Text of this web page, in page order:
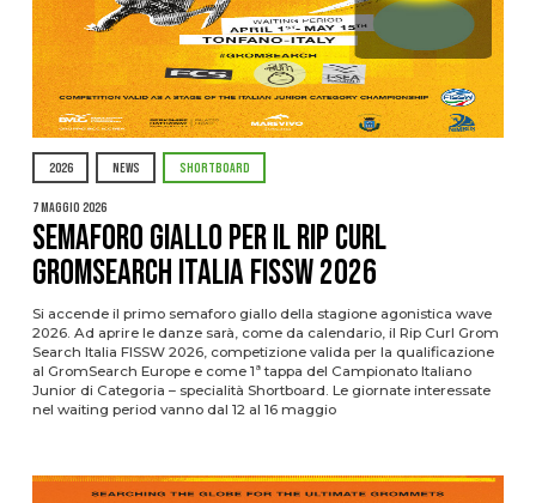
2026 NEWS SHORTBOARD
7 Maggio 2026
Semaforo giallo per il Rip Curl
GromSearch Italia FISSW 2026
Si accende il primo semaforo giallo della stagione agonistica wave
2026. Ad aprire le danze sarà, come da calendario, il Rip Curl Grom
Search Italia FISSW 2026, competizione valida per la qualificazione
al GromSearch Europe e come 1ª tappa del Campionato Italiano
Junior di Categoria – specialità Shortboard. Le giornate interessate
nel waiting period vanno dal 12 al 16 maggio